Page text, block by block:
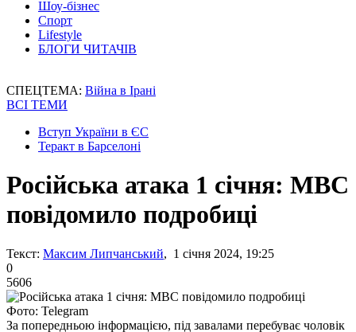
Шоу-бізнес
Спорт
Lifestyle
БЛОГИ ЧИТАЧІВ
СПЕЦТЕМА: Війна в Ірані
ВСІ ТЕМИ
Вступ України в ЄС
Теракт в Барселоні
Російська атака 1 січня: МВС
повідомило подробиці
Текст: Максим Липчанський, 1 січня 2024, 19:25
0
5606
Фото: Telegram
За попередньою інформацією, під завалами перебуває чоловік